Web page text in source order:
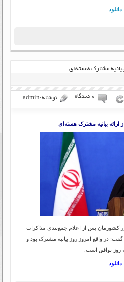
دانلود
مشترک هسته‌ای
۰ دیدگاه نوشته:admin
ارائه بیانیه مشترک هسته‌ای
پس از اعلام جمع‌بندی مذاکرات
در واقع امروز روز بیانیه مشترک بود و
روز توافق است.
دانلود